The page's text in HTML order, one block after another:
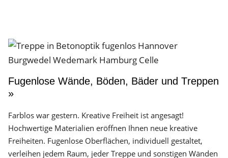
Fugenlose Wände, Böden, Bäder und Treppen
»
Farblos war gestern. Kreative Freiheit ist angesagt!
Hochwertige Materialien eröffnen Ihnen neue kreative
Freiheiten. Fugenlose Oberflächen, individuell gestaltet,
verleihen jedem Raum, jeder Treppe und sonstigen Wänden